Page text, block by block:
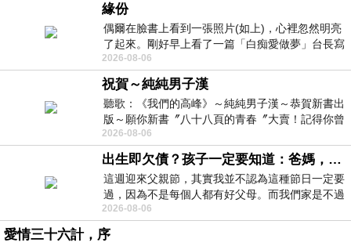
緣份
偶爾在臉書上看到一張照片(如上)，心裡忽然明亮
了起來。剛好早上看了一篇「白痴愛做夢」台長寫
的貼文，在回顧年輕時瘋狂愛上
2026-08-06
祝賀～純純男子漢
聽歌：《我們的高峰》～純純男子漢～恭賀新書出
版～願你新書〞八十八頁的青春〞大賣！記得你曾
經在我的版留言…「好讚的圖^^感覺大家
2026-08-06
出生即欠債？孩子一定要知道：爸媽，其實我不欠你們
這週迎來父親節，其實我並不認為這種節日一定要
過，因為不是每個人都有好父母。而我們家是不過
節的，平時也沒什麼儀式感，生活趨近冷
2026-08-06
愛情三十六計，序